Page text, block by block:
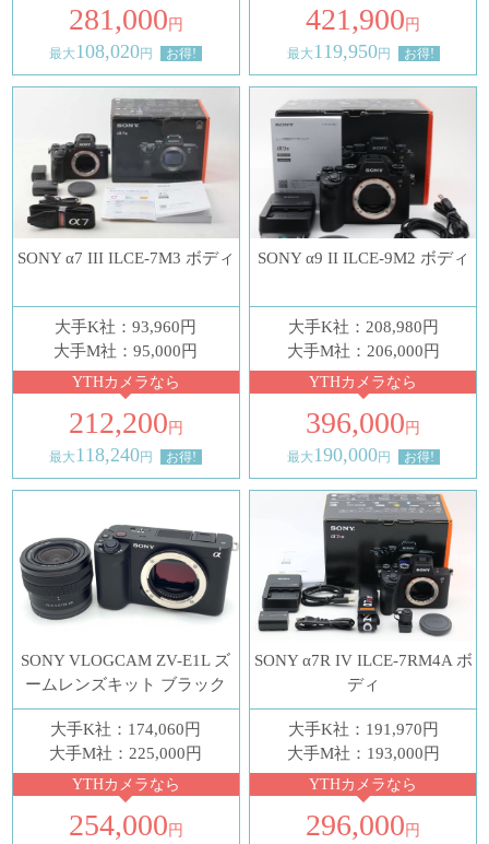
281,000 円
最大 108,020円 お得!
421,900 円
最大 119,950円 お得!
SONY α7 III ILCE-7M3 ボディ
大手K社：93,960円
大手M社：95,000円
YTHカメラなら
212,200 円
最大 118,240円 お得!
SONY α9 II ILCE-9M2 ボディ
大手K社：208,980円
大手M社：206,000円
YTHカメラなら
396,000 円
最大 190,000円 お得!
SONY VLOGCAM ZV-E1L ズ
ームレンズキット ブラック
大手K社：174,060円
大手M社：225,000円
YTHカメラなら
254,000 円
SONY α7R IV ILCE-7RM4A ボ
ディ
大手K社：191,970円
大手M社：193,000円
YTHカメラなら
296,000 円